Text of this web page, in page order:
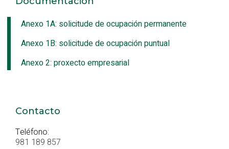
Anexo 1A: solicitude de ocupación permanente
Anexo 1B: solicitude de ocupación puntual
Anexo 2: proxecto empresarial
Contacto
Teléfono:
981 189 857